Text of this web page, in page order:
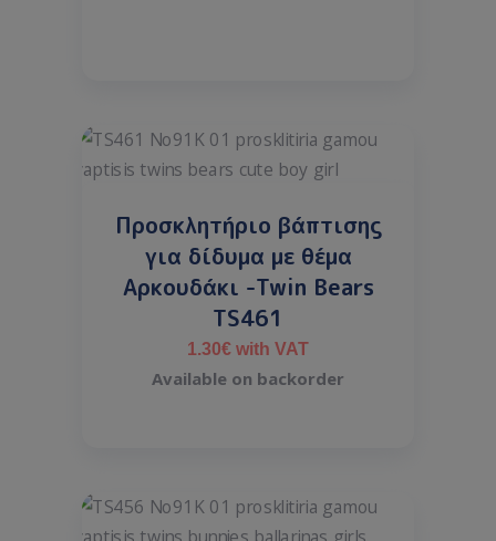
Προσκλητήριο βάπτισης
για δίδυμα με θέμα
Αρκουδάκι -Twin Bears
TS461
1.30€ with VAT
Available on backorder